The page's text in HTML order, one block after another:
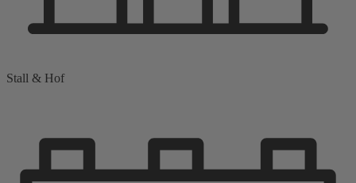
Stall & Hof